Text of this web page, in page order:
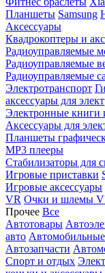
Планшеты Samsung
Аксессуары
Квадрокоптеры и
Радиоуправляемые
Радиоуправляемые
Радиоуправляемые
Электротранспорт
аксессуары для
Электронные книги
Аксессуары для
Планшеты
MP3 плееры
Стабилизаторы для
Игровые приставки
Игровые аксессуары
VR Очки и шлемы
Прочее Все
Автотовары
авто
Автозапчасти
Спорт и отдых